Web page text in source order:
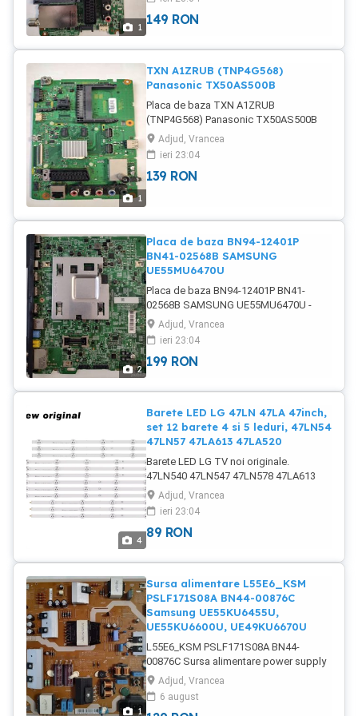
1
Alte placi disponibile in stoc ! Module
infrarosu si bluetooth disponibile pentru
etc. disponibile si NEpostate.
149 RON
1
TXN A1ZRUB (TNP4G568)
Panasonic TX50AS500B
Placa de baza TXN A1ZRUB
(TNP4G568) Panasonic TX50AS500B
Testat, functional 100%. Livrare oriunde
in tara ! Alte placi disponibile in stoc !
Module infrarosu si bluetooth
disponibile pentru LG, SAMSUNG,
Adjud, Vrancea
ieri 23:04
139 RON
2
Placa de baza BN94-12401P
BN41-02568B SAMSUNG
UE55MU6470U
Placa de baza BN94-12401P BN41-
02568B SAMSUNG UE55MU6470U -
POATE FI COMPATIBIL SI CU ALTE
MODELE ! - Testat, functional 100%.
Livrare oriunde in tara ! Alte placi
disponibile in stoc ! Module infrarosu si
SAMSUNG, HISENSE, PANASONIC etc.
Adjud, Vrancea
ieri 23:04
199 RON
4
Barete LED LG 47LN 47LA 47inch,
set 12 barete 4 si 5 leduri, 47LN54
47LN57 47LA613 47LA520
Barete LED LG TV noi originale.
47LN540 47LN547 47LN578 47LA613
47LA520 Set 12 barete 4 si 5 leduri,
6916L-1174A 6916L-1175A
Adjud, Vrancea
ieri 23:04
89 RON
1
Sursa alimentare L55E6_KSM
PSLF171S08A BN44-00876C
Samsung UE55KU6455U,
UE55KU6600U, UE49KU6670U
L55E6_KSM PSLF171S08A BN44-
00876C Sursa alimentare power supply
Samsung UE55KU6400 UE55KU6455U
UE55KU6600U UE49KU6670U
UE49KU6500 UE55MU6400
Adjud, Vrancea
6 august